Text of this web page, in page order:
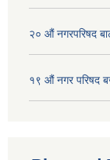
२० औं नगरपरिषद
१९ औं नगर परिषद